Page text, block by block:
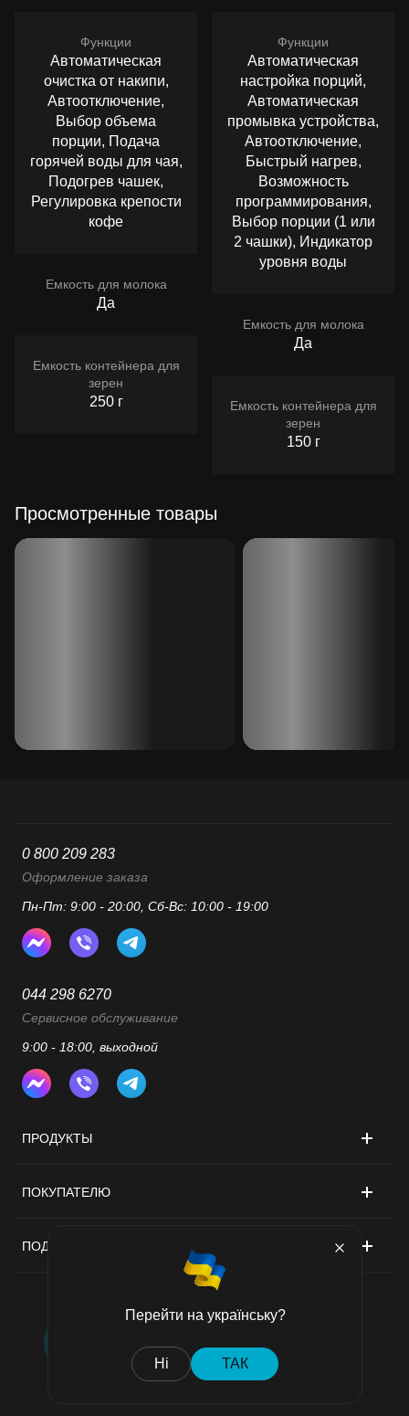
Перейти на українську?
Ні ТАК
Функции
Автоматическая
очистка от накипи,
Автоотключение,
Выбор объема
порции, Подача
горячей воды для чая,
Подогрев чашек,
Регулировка крепости
кофе
Емкость для молока
Да
Емкость контейнера для
зерен
250 г
Функции
Автоматическая
настройка порций,
Автоматическая
промывка устройства,
Автоотключение,
Быстрый нагрев,
Возможность
программирования,
Выбор порции (1 или
2 чашки), Индикатор
уровня воды
Емкость для молока
Да
Емкость контейнера для
зерен
150 г
Просмотренные товары
ПРОДУКТЫ
ПОКУПАТЕЛЮ
ПОДДЕРЖКА
0 800 209 283
Оформление заказа
Пн-Пт: 9:00 - 20:00, Сб-Вс: 10:00 - 19:00
044 298 6270
Сервисное обслуживание
9:00 - 18:00, выходной
Договор публичной оферты